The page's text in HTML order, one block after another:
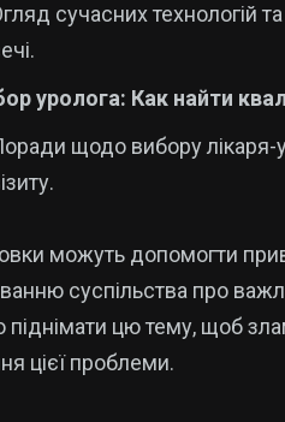
сучасних технологій
уролога: Как найти
щодо вибору лікаря-
можуть допомогти
суспільства про
цю тему, щоб
цієї проблеми.